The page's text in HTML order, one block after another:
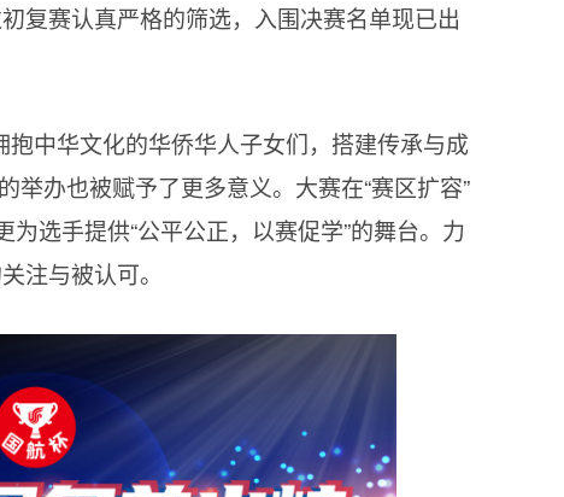
复赛认真严格的筛选，入围决赛名单现已出
抱中华文化的华侨华人子女们，搭建传承与成
举办也被赋予了更多意义。大赛在“赛区扩容”
选手提供“公平公正，以赛促学”的舞台。力
注与被认可。